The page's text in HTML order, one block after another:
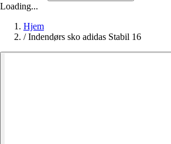
Loading...
Hjem
/ Indendørs sko adidas Stabil 16